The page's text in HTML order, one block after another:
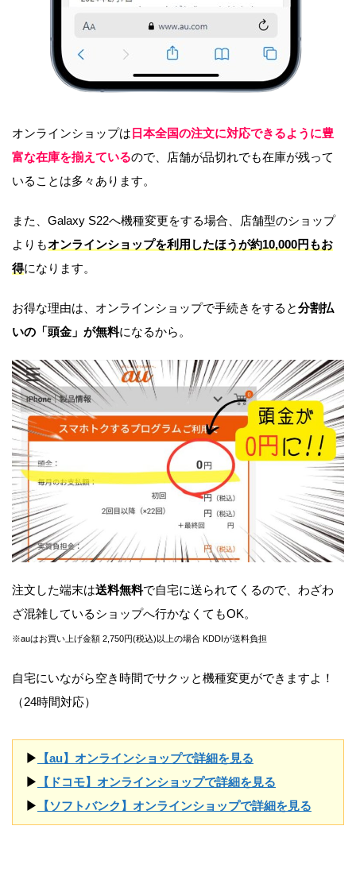
オンラインショップは 日本全国の注文に対応できるように豊
富な在庫を揃えているので、店舗が品切れでも在庫が残って
いることは多々あります。
また、Galaxy S22へ機種変更をする場合、店舗型のショップ
よりもオンラインショップを利用したほうが約10,000円もお
得になります。
お得な理由は、オンラインショップで手続きをすると分割払
いの「頭金」が無料になるから。
注文した端末は送料無料で自宅に送られてくるので、わざわ
ざ混雑しているショップへ行かなくてもOK。
※auはお買い上げ金額 2,750円(税込)以上の場合 KDDIが送料負担
自宅にいながら空き時間でサクッと機種変更ができますよ！
（24時間対応）
▶
【au】オンラインショップで詳細を見る
▶
【ドコモ】オンラインショップで詳細を見る
▶
【ソフトバンク】オンラインショップで詳細を見る